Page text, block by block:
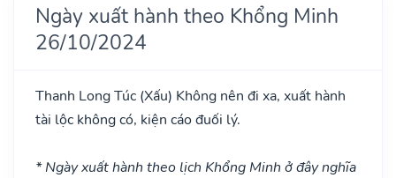
Ngày xuất hành theo Khổng Minh
26/10/2024
Thanh Long Túc (Xấu) Không nên đi xa, xuất hành
tài lộc không có, kiện cáo đuối lý.
* Ngày xuất hành theo lịch Khổng Minh ở đây nghĩa